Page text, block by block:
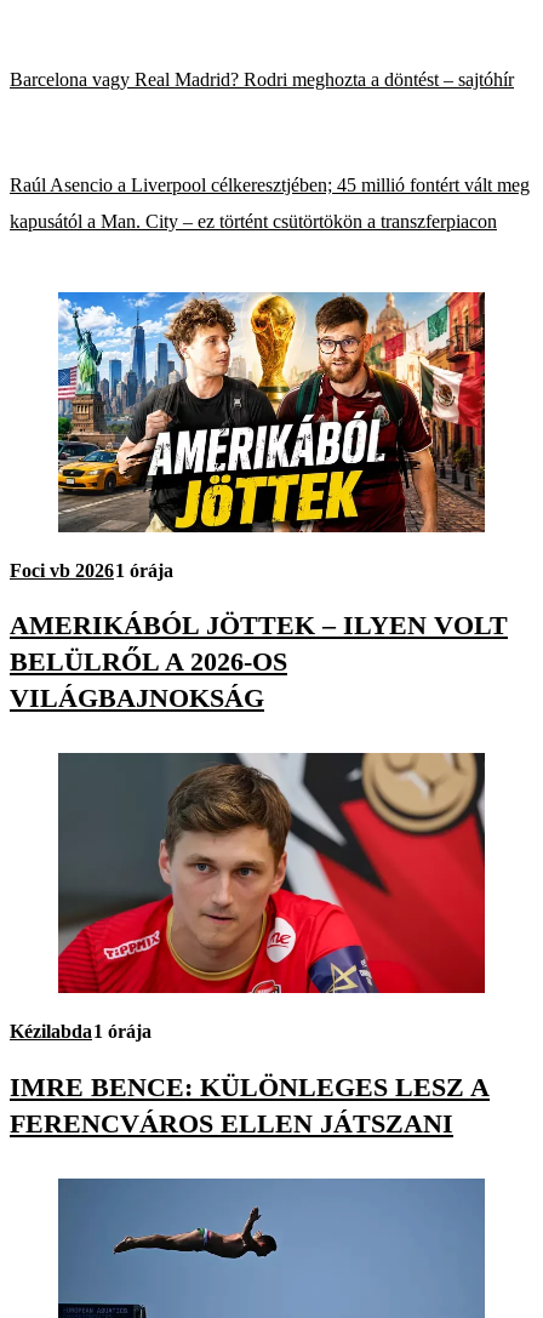
Barcelona vagy Real Madrid? Rodri meghozta a döntést – sajtóhír
Raúl Asencio a Liverpool célkeresztjében; 45 millió fontért vált meg
kapusától a Man. City – ez történt csütörtökön a transzferpiacon
Foci vb 20261 órája
AMERIKÁBÓL JÖTTEK – ILYEN VOLT
BELÜLRŐL A 2026-OS
VILÁGBAJNOKSÁG
Kézilabda1 órája
IMRE BENCE: KÜLÖNLEGES LESZ A
FERENCVÁROS ELLEN JÁTSZANI